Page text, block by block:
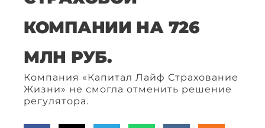
КОМПАНИИ НА 726
МЛН РУБ.
Компания «Капитал Лайф Страхование
Жизни» не смогла отменить решение
регулятора.